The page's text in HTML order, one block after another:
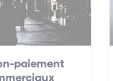
paiement